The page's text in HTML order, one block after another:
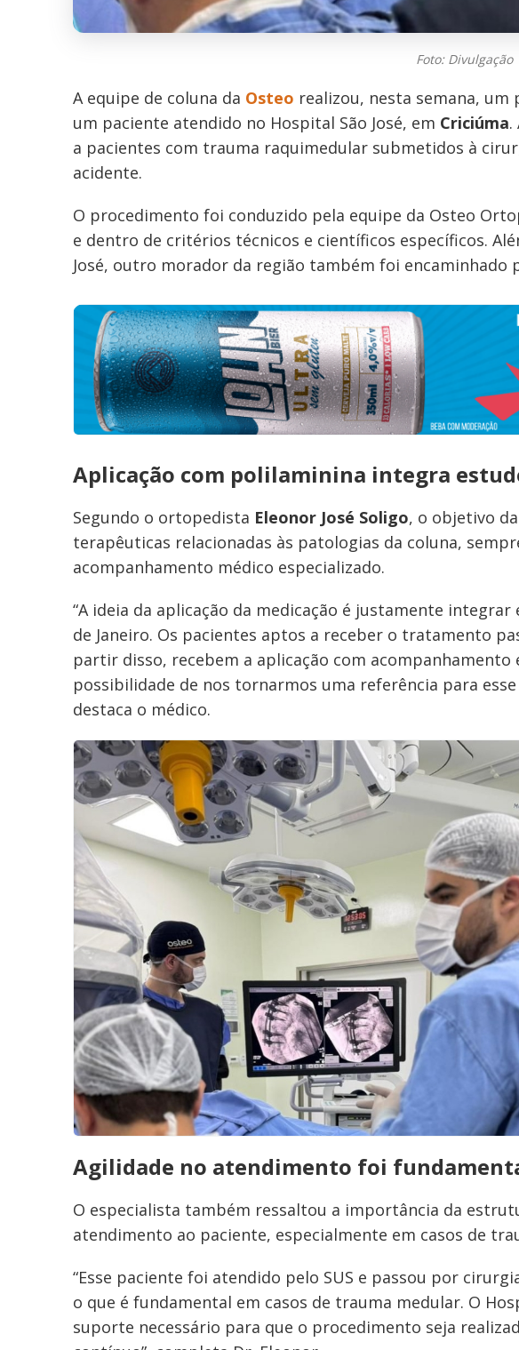
Foto: Divulgação
A equipe de coluna da Osteo realizou, nesta semana,
um paciente atendido no Hospital São José, em Criciúma.
a pacientes com trauma raquimedular submetidos à
acidente.
O procedimento foi conduzido pela equipe da Osteo
e dentro de critérios técnicos e científicos específicos.
José, outro morador da região também foi encaminhado
Aplicação com polilaminina integra
Segundo o ortopedista Eleonor José Soligo, o objetivo
terapêuticas relacionadas às patologias da coluna,
acompanhamento médico especializado.
“A ideia da aplicação da medicação é justamente
de Janeiro. Os pacientes aptos a receber o tratamento
partir disso, recebem a aplicação com acompanhamento
possibilidade de nos tornarmos uma referência para
destaca o médico.
Agilidade no atendimento foi
O especialista também ressaltou a importância da
atendimento ao paciente, especialmente em casos de
“Esse paciente foi atendido pelo SUS e passou por
o que é fundamental em casos de trauma medular. O
suporte necessário para que o procedimento seja